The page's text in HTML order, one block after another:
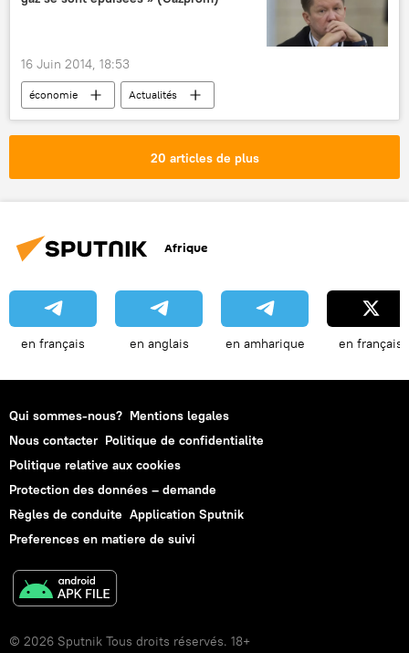
16 Juin 2014, 18:53
économie Actualités
20 articles de plus
Afrique
en français en anglais en amharique en français
Qui sommes-nous? Mentions legales
Nous contacter Politique de confidentialite
Politique relative aux cookies
Protection des données – demande
Règles de conduite Application Sputnik
Preferences en matiere de suivi
© 2026 Sputnik Tous droits réservés. 18+